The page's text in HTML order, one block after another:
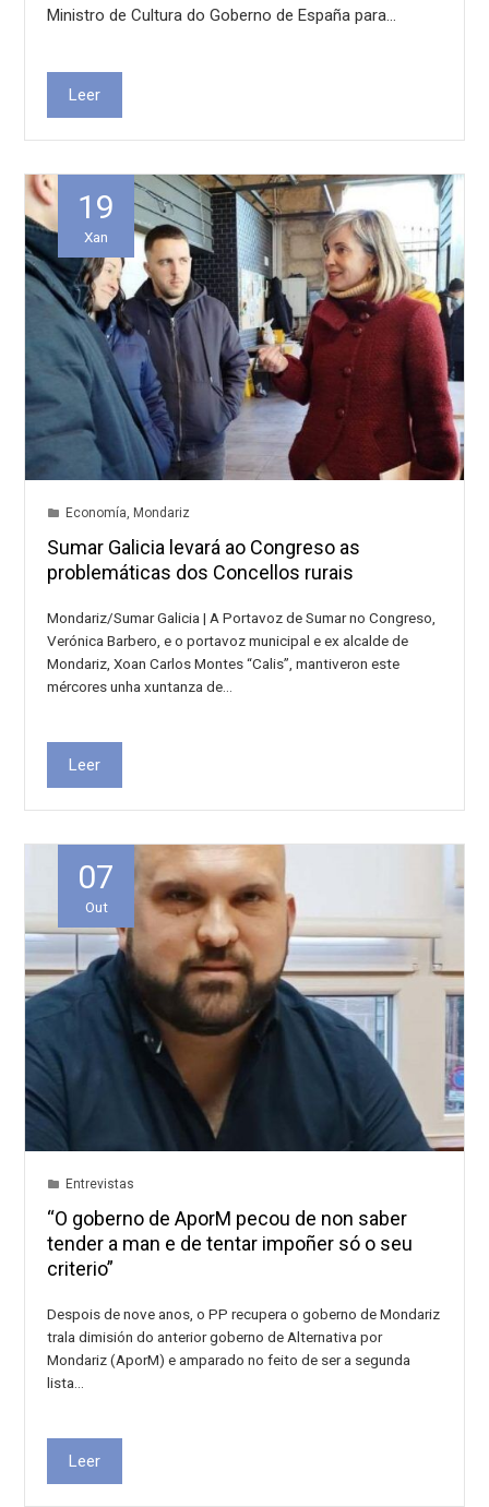
Ministro de Cultura do Goberno de España para…
Leer
19
Xan
Economía, Mondariz
Sumar Galicia levará ao Congreso as
problemáticas dos Concellos rurais
Mondariz/Sumar Galicia | A Portavoz de Sumar no Congreso,
Verónica Barbero, e o portavoz municipal e ex alcalde de
Mondariz, Xoan Carlos Montes “Calis”, mantiveron este
mércores unha xuntanza de…
Leer
07
Out
Entrevistas
“O goberno de AporM pecou de non saber
tender a man e de tentar impoñer só o seu
criterio”
Despois de nove anos, o PP recupera o goberno de Mondariz
trala dimisión do anterior goberno de Alternativa por
Mondariz (AporM) e amparado no feito de ser a segunda
lista…
Leer